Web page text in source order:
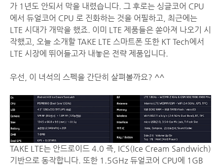
가 1년도 안되서 막을 내렸습니다. 그 후로는 싱글코어 CPU
에서 듀얼코어 CPU 로 진화하는 것을 어필하고, 최근에는
LTE 시대가 개막을 했죠. 이미 LTE 제품들은 쏟아져 나오기 시
작했고, 오늘 소개할 TAKE LTE 스마트폰 또한 KT Tech에서
LTE 시장에 뛰어들고자 내놓은 전략 제품입니다.
우선, 이 녀석의 스펙을 간단히 살펴볼까요? ^^
TAKE LTE는 안드로이드 4.0 즉, ICS(Ice Cream Sandwich)
기반으로 동작합니다. 또한 1.5GHz 듀얼코어 CPU에 1GB